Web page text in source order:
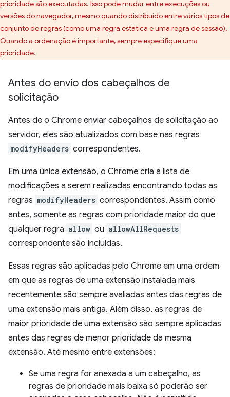
prioridade são executadas. Isso pode mudar entre execuções ou
versões do navegador, mesmo quando distribuído entre vários tipos de
conjunto de regras (como uma regra estática e uma regra de sessão).
Quando a ordenação é importante, sempre especifique uma
prioridade.
Antes do envio dos cabeçalhos de
solicitação
Antes de o Chrome enviar cabeçalhos de solicitação ao
servidor, eles são atualizados com base nas regras
modifyHeaders correspondentes.
Em uma única extensão, o Chrome cria a lista de
modificações a serem realizadas encontrando todas as
regras modifyHeaders correspondentes. Assim como
antes, somente as regras com prioridade maior do que
qualquer regra allow ou allowAllRequests
correspondente são incluídas.
Essas regras são aplicadas pelo Chrome em uma ordem
em que as regras de uma extensão instalada mais
recentemente são sempre avaliadas antes das regras de
uma extensão mais antiga. Além disso, as regras de
maior prioridade de uma extensão são sempre aplicadas
antes das regras de menor prioridade da mesma
extensão. Até mesmo entre extensões:
Se uma regra for anexada a um cabeçalho, as
regras de prioridade mais baixa só poderão ser